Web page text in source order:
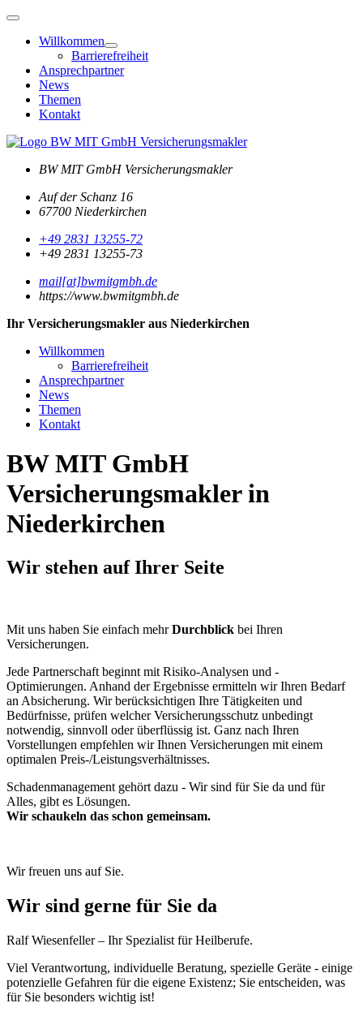
Willkommen
Barrierefreiheit
Ansprechpartner
News
Themen
Kontakt
BW MIT GmbH Versicherungsmakler
Auf der Schanz 16
67700 Niederkirchen
+49 2831 13255-72
+49 2831 13255-73
mail[at]bwmitgmbh.de
https://www.bwmitgmbh.de
Ihr Versicherungsmakler aus Niederkirchen
Willkommen
Barrierefreiheit
Ansprechpartner
News
Themen
Kontakt
BW MIT GmbH
Versicherungsmakler in
Niederkirchen
Wir stehen auf Ihrer Seite
Mit uns haben Sie einfach mehrDurchblick bei Ihren
Versicherungen.
Jede Partnerschaft beginnt mit Risiko-Analysen und -
Optimierungen. Anhand der Ergebnisse ermitteln wir Ihren Bedarf
an Absicherung. Wir berücksichtigen Ihre Tätigkeiten und
Bedürfnisse, prüfen welcher Versicherungsschutz unbedingt
notwendig, sinnvoll oder überflüssig ist. Ganz nach Ihren
Vorstellungen empfehlen wir Ihnen Versicherungen mit einem
optimalen Preis-/Leistungsverhältnisses.
Schadenmanagement gehört dazu - Wir sind für Sie da und für
Alles, gibt es Lösungen.
Wir schaukeln das schon gemeinsam.
Wir freuen uns auf Sie.
Wir sind gerne für Sie da
Ralf Wiesenfeller – Ihr Spezialist für Heilberufe.
Viel Verantwortung, individuelle Beratung, spezielle Geräte - einige
potenzielle Gefahren für die eigene Existenz; Sie entscheiden, was
für Sie besonders wichtig ist!